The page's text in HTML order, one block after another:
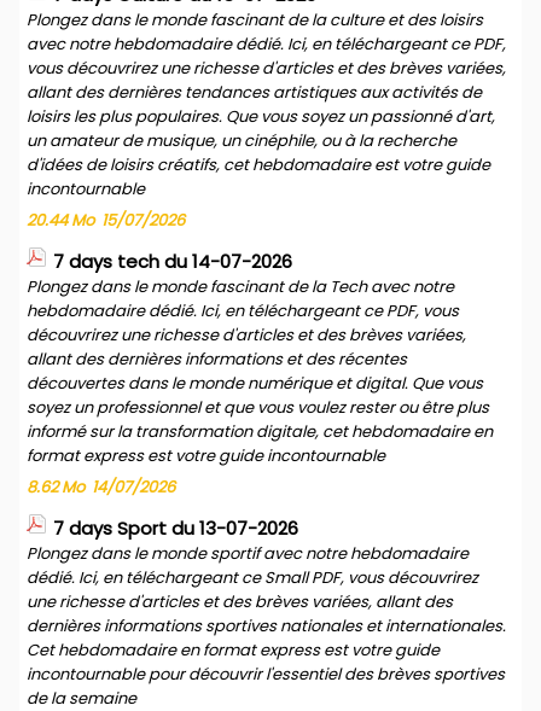
Plongez dans le monde fascinant de la culture et des loisirs
avec notre hebdomadaire dédié. Ici, en téléchargeant ce PDF,
vous découvrirez une richesse d'articles et des brèves variées,
allant des dernières tendances artistiques aux activités de
loisirs les plus populaires. Que vous soyez un passionné d'art,
un amateur de musique, un cinéphile, ou à la recherche
d'idées de loisirs créatifs, cet hebdomadaire est votre guide
incontournable
20.44 Mo 15/07/2026
7 days tech du 14-07-2026
Plongez dans le monde fascinant de la Tech avec notre
hebdomadaire dédié. Ici, en téléchargeant ce PDF, vous
découvrirez une richesse d'articles et des brèves variées,
allant des dernières informations et des récentes
découvertes dans le monde numérique et digital. Que vous
soyez un professionnel et que vous voulez rester ou être plus
informé sur la transformation digitale, cet hebdomadaire en
format express est votre guide incontournable
8.62 Mo 14/07/2026
7 days Sport du 13-07-2026
Plongez dans le monde sportif avec notre hebdomadaire
dédié. Ici, en téléchargeant ce Small PDF, vous découvrirez
une richesse d'articles et des brèves variées, allant des
dernières informations sportives nationales et internationales.
Cet hebdomadaire en format express est votre guide
incontournable pour découvrir l'essentiel des brèves sportives
de la semaine